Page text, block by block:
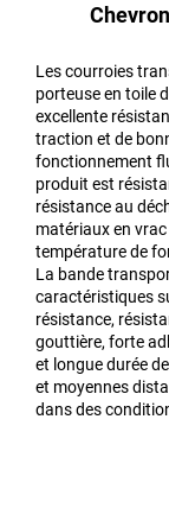
Les courroies
porteuse en toile
excellente
traction et de
fonctionnement
produit est
résistance au
matériaux en
température de
La bande
caractéristiques
résistance,
gouttière, forte
et longue durée
et moyennes
dans des